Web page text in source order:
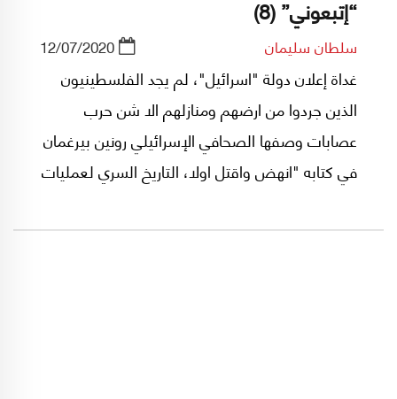
“إتبعوني” (8)
سلطان سليمان 12/07/2020
غداة إعلان دولة "اسرائيل"، لم يجد الفلسطينيون
الذين جردوا من ارضهم ومنازلهم الا شن حرب
عصابات وصفها الصحافي الإسرائيلي رونين بيرغمان
في كتابه "انهض واقتل اولا، التاريخ السري لعمليات
ارهابية تستهدف قتل اليهود"، ويقول ان الجيش